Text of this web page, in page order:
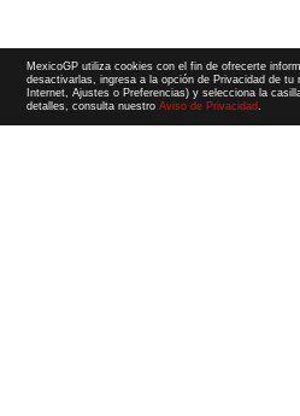
MexicoGP utiliza cookies con el fin de ofrecerte
desactivarlas, ingresa a la opción de Privacidad de tu
Internet, Ajustes o Preferencias) y selecciona la
detalles, consulta nuestroAviso de Privacidad.